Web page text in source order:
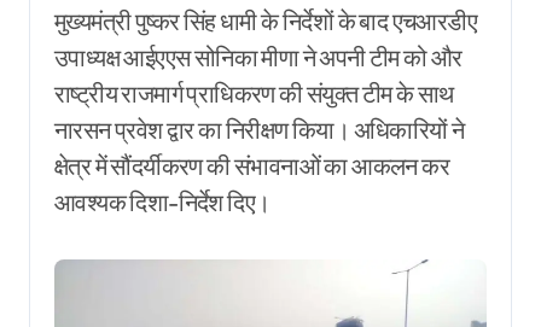
मुख्यमंत्री पुष्कर सिंह धामी के निर्देशों के बाद एचआरडीए
उपाध्यक्ष आईएएस सोनिका मीणा ने अपनी टीम को और
राष्ट्रीय राजमार्ग प्राधिकरण की संयुक्त टीम के साथ
नारसन प्रवेश द्वार का निरीक्षण किया। अधिकारियों ने
क्षेत्र में सौंदर्यीकरण की संभावनाओं का आकलन कर
आवश्यक दिशा-निर्देश दिए।